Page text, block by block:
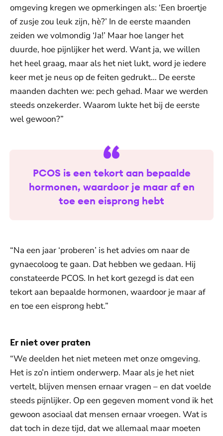
omgeving kregen we opmerkingen als: ‘Een broertje
of zusje zou leuk zijn, hè?’ In de eerste maanden
zeiden we volmondig ‘Ja!’ Maar hoe langer het
duurde, hoe pijnlijker het werd. Want ja, we willen
het heel graag, maar als het niet lukt, word je iedere
keer met je neus op de feiten gedrukt… De eerste
maanden dachten we: pech gehad. Maar we werden
steeds onzekerder. Waarom lukte het bij de eerste
wel gewoon?”
PCOS is een tekort aan bepaalde
hormonen, waardoor je maar af en
toe een eisprong hebt
“Na een jaar ‘proberen’ is het advies om naar de
gynaecoloog te gaan. Dat hebben we gedaan. Hij
constateerde PCOS. In het kort gezegd is dat een
tekort aan bepaalde hormonen, waardoor je maar af
en toe een eisprong hebt.”
Er niet over praten
“We deelden het niet meteen met onze omgeving.
Het is zo’n intiem onderwerp. Maar als je het niet
vertelt, blijven mensen ernaar vragen – en dat voelde
steeds pijnlijker. Op een gegeven moment vond ik het
gewoon asociaal dat mensen ernaar vroegen. Wat is
dat toch in deze tijd, dat we allemaal maar moeten